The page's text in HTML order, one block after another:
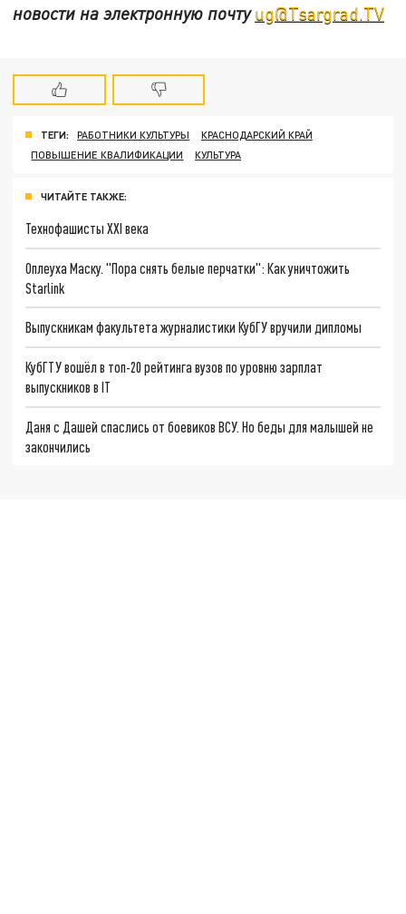
новости на электронную почтуug@Tsargrad.TV
ТЕГИ: РАБОТНИКИ КУЛЬТУРЫ
КРАСНОДАРСКИЙ КРАЙ
ПОВЫШЕНИЕ КВАЛИФИКАЦИИ
КУЛЬТУРА
ЧИТАЙТЕ ТАКЖЕ:
Технофашисты XXI века
Оплеуха Маску. "Пора снять белые перчатки": Как уничтожить
Starlink
Выпускникам факультета журналистики КубГУ вручили дипломы
КубГТУ вошёл в топ-20 рейтинга вузов по уровню зарплат
выпускников в IT
Даня с Дашей спаслись от боевиков ВСУ. Но беды для малышей не
закончились